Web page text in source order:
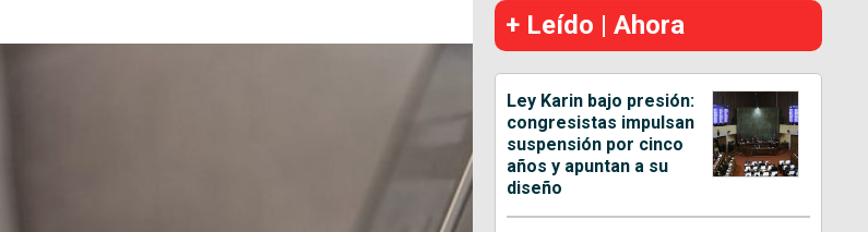
+ Leído | Ahora
Ley Karin bajo presión:
congresistas impulsan
suspensión por cinco
años y apuntan a su
diseño